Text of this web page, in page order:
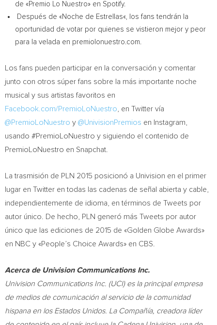
de «Premio Lo Nuestro» en Spotify.
Después de «Noche de Estrellas«, los fans tendrán la
oportunidad de votar por quienes se vistieron mejor y peor
para la velada en premiolonuestro.com.
Los fans pueden participar en la conversación y comentar
junto con otros súper fans sobre la más importante noche
musical y sus artistas favoritos en
Facebook.com/PremioLoNuestro , en Twitter vía
@PremioLoNuestro y @UnivisionPremios en Instagram,
usando #PremioLoNuestro y siguiendo el contenido de
PremioLoNuestro en Snapchat.
La trasmisión de PLN 2015 posicionó a Univision en el primer
lugar en Twitter en todas las cadenas de señal abierta y cable,
independientemente de idioma, en términos de Tweets por
autor único. De hecho, PLN generó más Tweets por autor
único que las ediciones de 2015 de «Golden Globe Awards»
en NBC y «People’s Choice Awards» en CBS.
Acerca de Univision Communications Inc.
Univision Communications Inc. (UCI) es la principal empresa
de medios de comunicación al servicio de la comunidad
hispana en los Estados Unidos. La Compañía, creadora líder